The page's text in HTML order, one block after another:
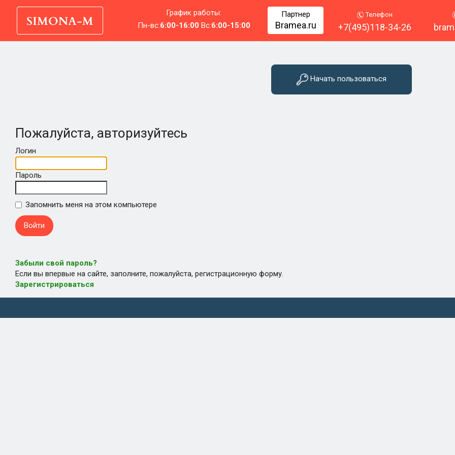
График работы:
Пн-вс:6:00-16:00 Вс:6:00-15:00
Партнер
Bramea.ru
Телефон
+7(495)118-34-26
Начать пользоваться
Пожалуйста, авторизуйтесь
Логин
Пароль
Запомнить меня на этом компьютере
Забыли свой пароль?
Если вы впервые на сайте, заполните, пожалуйста, регистрационную форму.
Зарегистрироваться